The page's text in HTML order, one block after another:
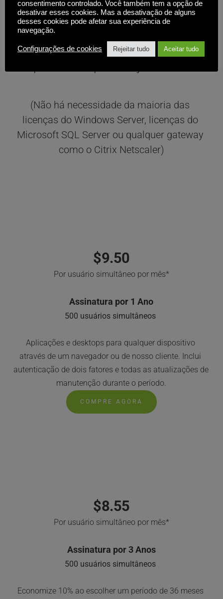
Tudo está incluído como padrão -
tudo que você precisa decidir é por
(Não há necessidade da maioria das
licenças do Windows Server, licenças do
Microsoft SQL Server ou qualquer gateway
como o Citrix Netscaler)
$9.50
Por usuário simultâneo por mês*
Assinatura por 1 Ano
500 usuários simultâneos
Aplicações e desktops para qualquer dispositivo
através de um navegador ou de nosso cliente. Inclui
autenticação de dois fatores e todas as atualizações de
manutenção durante o período.
COMPRE AGORA
$8.55
Por usuário simultâneo por mês*
Assinatura por 3 Anos
500 usuários simultâneos
Economize 10% ao escolher um período de 36 meses
consentimento controlado. Você também tem a opção de
desativar esses cookies. Mas a desativação de alguns
desses cookies pode afetar sua experiência de
navegação.
Configurações de cookies Rejeitar tudo Aceitar tudo